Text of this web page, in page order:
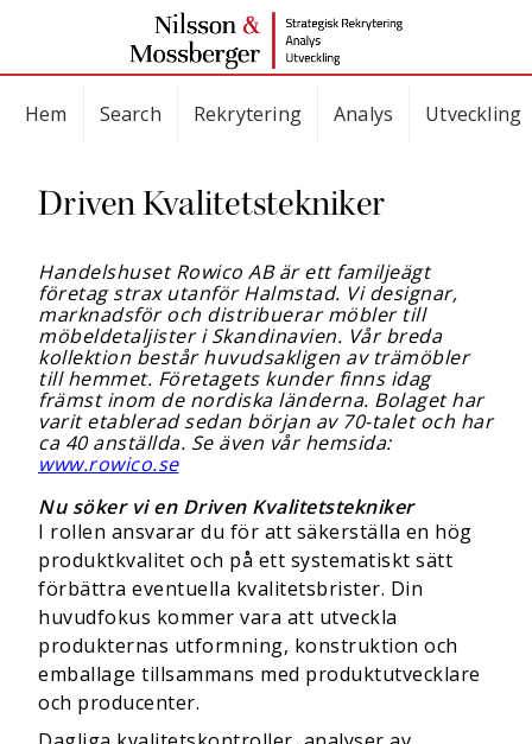
Hem Search Rekrytering Analys Utveckling
Driven Kvalitetstekniker
Handelshuset Rowico AB är ett familjeägt
företag strax utanför Halmstad. Vi designar,
marknadsför och distribuerar möbler till
möbeldetaljister i Skandinavien. Vår breda
kollektion består huvudsakligen av trämöbler
till hemmet. Företagets kunder finns idag
främst inom de nordiska länderna. Bolaget har
varit etablerad sedan början av 70-talet och har
ca 40 anställda. Se även vår hemsida:
www.rowico.se
Nu söker vi en Driven Kvalitetstekniker
I rollen ansvarar du för att säkerställa en hög
produktkvalitet och på ett systematiskt sätt
förbättra eventuella kvalitetsbrister. Din
huvudfokus kommer vara att utveckla
produkternas utformning, konstruktion och
emballage tillsammans med produktutvecklare
och producenter.